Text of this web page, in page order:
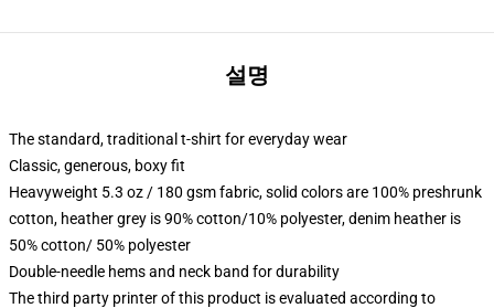
설명
The standard, traditional t-shirt for everyday wear
Classic, generous, boxy fit
Heavyweight 5.3 oz / 180 gsm fabric, solid colors are 100% preshrunk
cotton, heather grey is 90% cotton/10% polyester, denim heather is
50% cotton/ 50% polyester
Double-needle hems and neck band for durability
The third party printer of this product is evaluated according to